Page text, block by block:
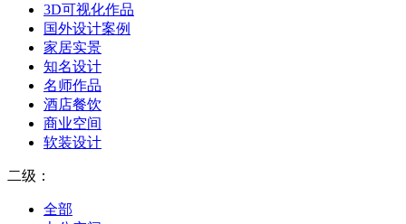
3D可视化作品
国外设计案例
家居实景
知名设计
名师作品
酒店餐饮
商业空间
软装设计
二级：
全部